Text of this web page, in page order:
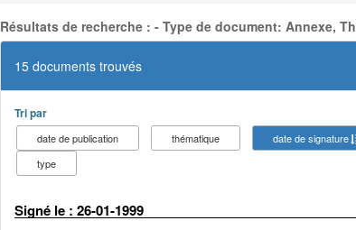
Résultats de recherche : - Type de document: Annexe,
15 documents trouvés
Tri par
date de publication thématique
date de signature
type
Signé le : 26-01-1999